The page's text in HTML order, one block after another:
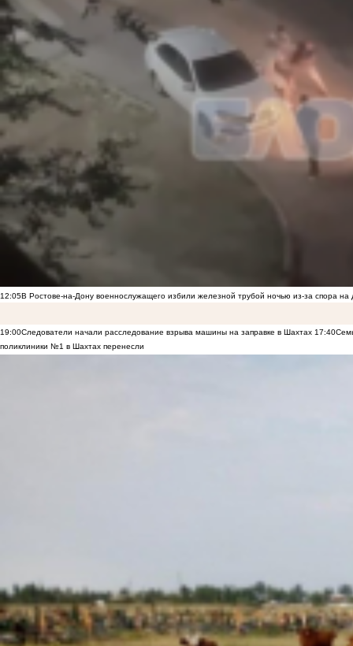
12:05В Ростове-на-Дону военнослужащего избили железной трубой ночью из-за спора на
19:00Следователи начали расследование взрыва машины на заправке в Шахтах 17:40
поликлиники №1 в Шахтах перенесли